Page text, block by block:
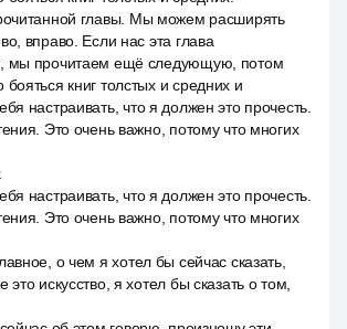
главы. Мы можем расширять
вправо. Если нас эта глава
мы прочитаем ещё следующую, потом
книг толстых и средних и
настраивать, что я должен это прочесть.
Это очень важно, потому что многих
настраивать, что я должен это прочесть.
Это очень важно, потому что многих
о чем я хотел бы сейчас сказать,
это искусство, я хотел бы сказать о том,